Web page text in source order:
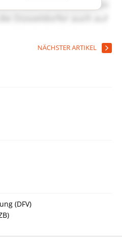
NÄCHSTER ARTIKEL
(DFV)